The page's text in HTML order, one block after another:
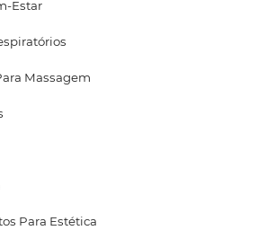
Estar
Massagem
Para Estética